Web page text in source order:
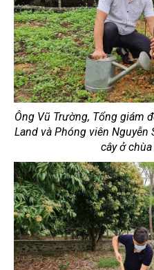
Ông Vũ Trường, Tổng giám
Land và Phóng viên Nguyễn
cây ở